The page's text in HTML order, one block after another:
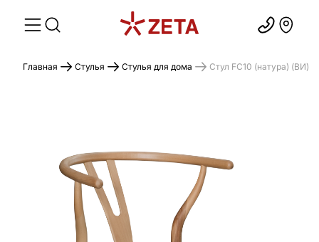
Главная Стулья Стулья для дома Стул FC10 (натура) (ВИ)